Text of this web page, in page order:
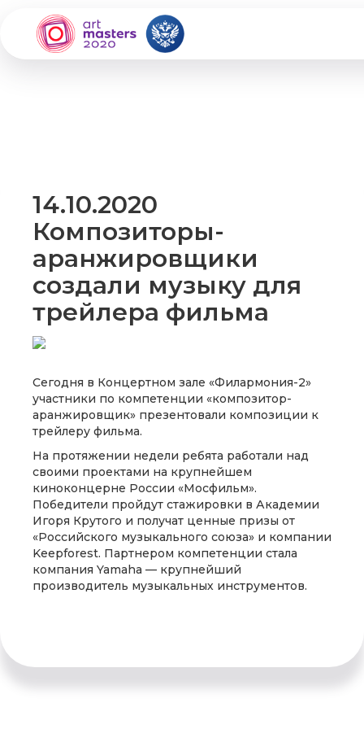
14.10.2020
Композиторы-
аранжировщики
создали музыку для
трейлера фильма
Сегодня в Концертном зале «Филармония-2»
участники по компетенции «композитор-
аранжировщик» презентовали композиции к
трейлеру фильма.
На протяжении недели ребята работали над
своими проектами на крупнейшем
киноконцерне России «Мосфильм».
Победители пройдут стажировки в Академии
Игоря Крутого и получат ценные призы от
«Российского музыкального союза» и компании
Keepforest. Партнером компетенции стала
компания Yamaha — крупнейший
производитель музыкальных инструментов.